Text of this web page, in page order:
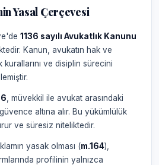
Yasal Çerçevesi
1136 sayılı Avukatlık Kanunu
Kanun, avukatın hak ve
ve disiplin sürecini
, müvekkil ile avukat arasındaki
altına alır. Bu yükümlülük
ve süresiz niteliktedir.
yasak olması (m.164),
profilinin yalnızca